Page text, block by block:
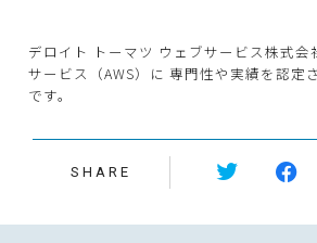
デロイト トーマツ ウェブサービス株式会
サービス（AWS）に 専門性や実績を認定
です。
SHARE